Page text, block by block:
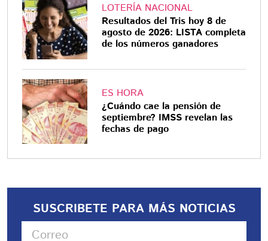
LOTERÍA NACIONAL
Resultados del Tris hoy 8 de
agosto de 2026: LISTA completa
de los números ganadores
ES HORA
¿Cuándo cae la pensión de
septiembre? IMSS revelan las
fechas de pago
SUSCRIBETE PARA MÁS NOTICIAS